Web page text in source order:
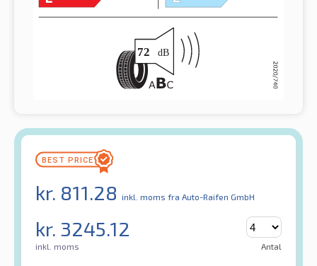
kr. 811.28 inkl. moms fra Auto-Raifen GmbH
kr. 3245.12
inkl. moms Antal